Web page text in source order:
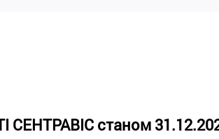
станом